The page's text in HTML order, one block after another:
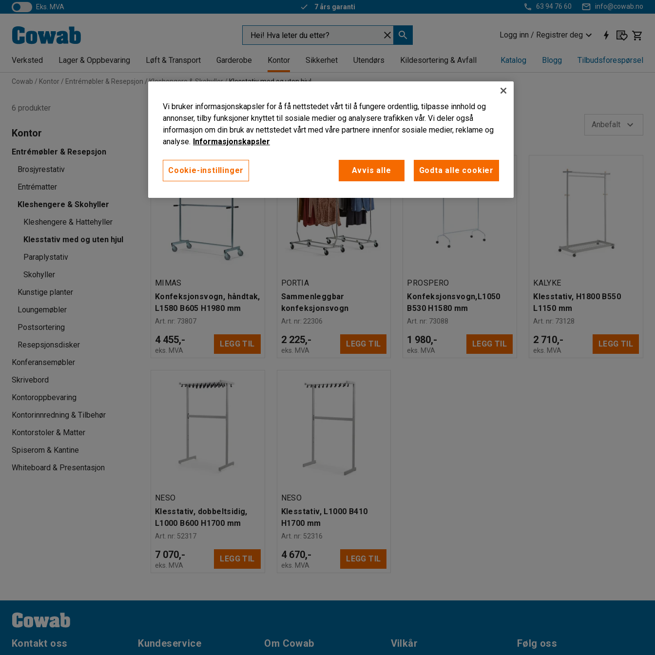
eks. MVA 7 års garanti 63 94 76 60 info@cowab.no
Logg inn / Registrer deg
Verksted Lager & Oppbevaring Løft & Transport Garderobe Kontor Sikkerhet Utendørs Kildesortering & Avfall Katalog Blogg Tilbudsforespørsel
Cowab Kontor Entrémøbler & Resepsjon Kleshengere & Skohyller Klesstativ med og uten hjul
Klesstativ med og uten hjul
Hovedfarge Lengde Høyde Bredde Materiale Vis flere filtre Anbefalt
MIMAS
Konfeksjonsvogn, håndtak,
L1580 B605 H1980 mm
Art. nr: 73807
4 455,-
eks. MVA
LEGG TIL
PORTIA
Sammenleggbar
konfeksjonsvogn
Art. nr: 22306
2 225,-
eks. MVA
LEGG TIL
PROSPERO
Konfeksjonsvogn,L1050
B530 H1580 mm
Art. nr: 73088
1 980,-
eks. MVA
LEGG TIL
KALYKE
Klesstativ, H1800 B550
L1150 mm
Art. nr: 73128
2 710,-
eks. MVA
LEGG TIL
NESO
Klesstativ, dobbeltsidig,
L1000 B600 H1700 mm
Art. nr: 52317
7 070,-
eks. MVA
LEGG TIL
NESO
Klesstativ, L1000 B410
H1700 mm
Art. nr: 52316
4 670,-
eks. MVA
LEGG TIL
6 produkter
Kontor
Entrémøbler & Resepsjon
Brosjyrestativ
Entrématter
Kleshengere & Skohyller
Kleshengere & Hattehyller
Klesstativ med og uten hjul
Paraplystativ
Skohyller
Kunstige planter
Loungemøbler
Postsortering
Resepsjonsdisker
Konferansemøbler
Skrivebord
Kontoroppbevaring
Kontorinnredning & Tilbehør
Kontorstoler & Matter
Spiserom & Kantine
Whiteboard & Presentasjon
Kontakt oss Kundeservice Om Cowab Vilkår Følg oss
Vi bruker informasjonskapsler for å få nettstedet vårt til å fungere ordentlig, tilpasse innhold og
annonser, tilby funksjoner knyttet til sosiale medier og analysere trafikken vår. Vi deler også
informasjon om din bruk av nettstedet vårt med våre partnere innenfor sosiale medier, reklame og
analyse. Informasjonskapsler
Cookie-instillinger Avvis alle Godta alle cookier